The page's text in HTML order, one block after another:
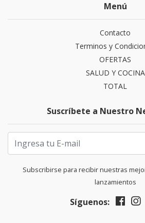
Menú
Contacto
Terminos y
OFERTAS
SALUD Y COCINA
TOTAL
Suscríbete a Nuestro
Subscribirse para recibir nuestras
lanzamientos
Síguenos: